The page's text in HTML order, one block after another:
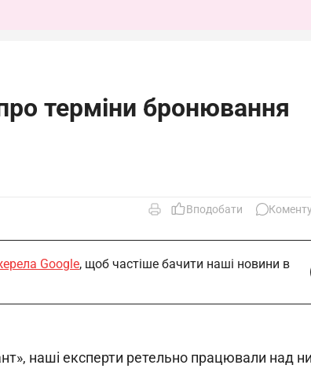
терміни бронювання
Вподобати
Google, щоб частіше бачити наші новини в
наші експерти ретельно працювали над